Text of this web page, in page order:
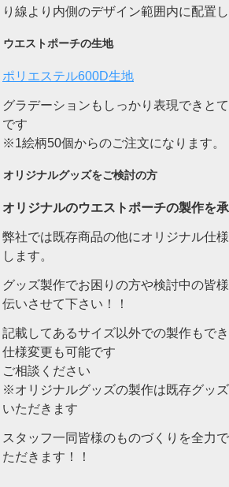
り線より内側のデザイン範囲内に配置
ウエストポーチの生地
ポリエステル600D生地
グラデーションもしっかり表現できと
です
※1絵柄50個からのご注文になります。
オリジナルグッズをご検討の方
オリジナルのウエストポーチの製作を承
弊社では既存商品の他にオリジナル仕
します。
グッズ製作でお困りの方や検討中の皆
伝いさせて下さい！！
記載してあるサイズ以外での製作もで
仕様変更も可能です
ご相談ください
※オリジナルグッズの製作は既存グッ
いただきます
スタッフ一同皆様のものづくりを全力
ただきます！！